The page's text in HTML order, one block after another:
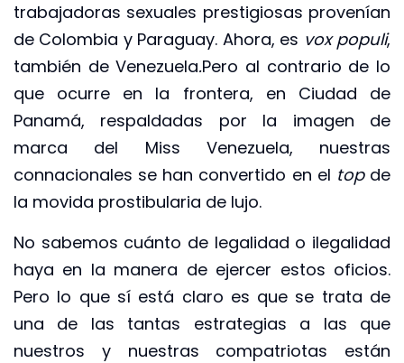
trabajadoras sexuales prestigiosas provenían
de Colombia y Paraguay. Ahora, es vox populi,
también de Venezuela.Pero al contrario de lo
que ocurre en la frontera, en Ciudad de
Panamá, respaldadas por la imagen de
marca del Miss Venezuela, nuestras
connacionales se han convertido en el topde
la movida prostibularia de lujo.
No sabemos cuánto de legalidad o ilegalidad
haya en la manera de ejercer estos oficios.
Pero lo que sí está claro es que se trata de
una de las tantas estrategias a las que
nuestros y nuestras compatriotas están